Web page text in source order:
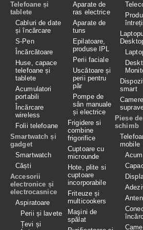
Telefoane și
tablete
Cabluri de date
și încărcare
S-Pen
Încărcătoare
Huse, capace
telefoane și
tablete
Acumulatori
portabili
Încărcare
wireless
Folii telefoane
Smartwatch și
gadget
Smartwatch
Căști
Accesorii
electronice și
electrocasnice
Aspiratoare
Perii și lavete
Țevi și
Aparate de
ras electrice
Aparate de
tuns
Epilatoare,
produse IPL
Perii faciale
Uscătoare și
perii pentru
păr
Pompe de
sân manuale
și electrice
Frigidere si
combine
frigorifice
Cuptoare cu
microunde
Hote, plite si
cuptoare
incorporabile
Friteuze și
multicookers
Maşini de
spălat
smart
Camere
Piese de
schimb
mobile